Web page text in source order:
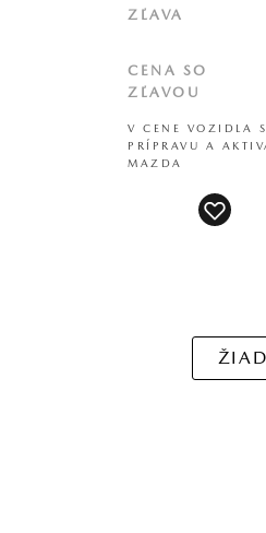
ZĽAVA
CENA SO
ZĽAVOU
V CENE VOZIDLA
PRÍPRAVU A
MAZDA